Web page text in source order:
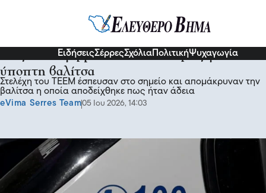
ΕιδήσειςΣέρρεςΣχόλια ΠολιτικήΨυχαγωγία
Λήξη συναγερμού στη Βασ. Σοφίας για
ύποπτη βαλίτσα
Στελέχη του ΤΕΕΜ έσπευσαν στο σημείο και απομάκρυναν την
βαλίτσα η οποία αποδείχθηκε πως ήταν άδεια
eVima Serres Team05 Ιου 2026, 14:03